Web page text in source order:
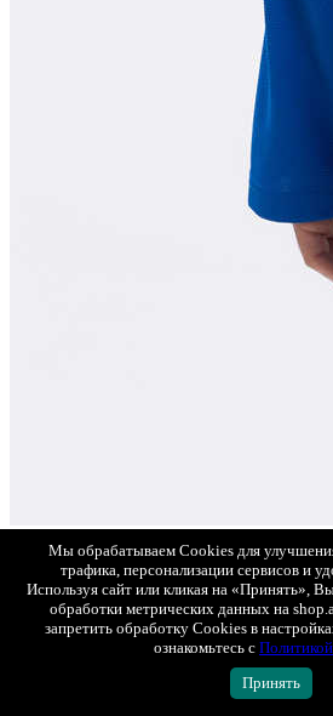
Мы обрабатываем Cookies для
трафика, персонализации сервисов и
Используя сайт или кликая на «Принять»,
обработки метрических данных на
запретить обработку Cookies в
ознакомьтесь с
Принять